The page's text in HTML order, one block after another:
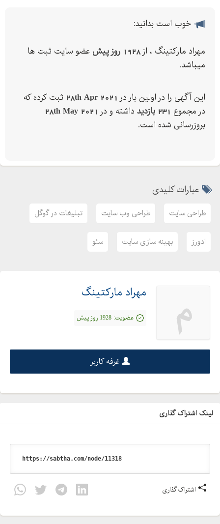
سال سابقه در این زمینه
در این رکود اقتصادی و کرونا
بهم کمک کنیم
خوب است بدانید:
مهراد مارکتینگ ، از1928 روز پیش
عضو سایت ثبت ها
میباشد.
این آگهی را در اولین بار در 28th Apr 2021 ثبت کرده که
در مجموع 231 بازدید داشته و در 28th May 2021
بروزرسانی شده است.
عبارات کلیدی
طراحی سایت طراحی وب سایت تبلیغات در گوگل
ادورز بهینه سازی سایت سئو
م مهراد مارکتینگ
عضویت: 1928 روز پیش
غرفه کاربر
لینک اشتراک گذاری
اشتراک گذاری